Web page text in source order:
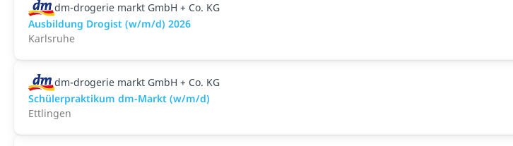
dm-drogerie markt GmbH + Co. KG
Ausbildung Drogist (w/m/d) 2026
Karlsruhe
dm-drogerie markt GmbH + Co. KG
Schülerpraktikum dm-Markt (w/m/d)
Ettlingen